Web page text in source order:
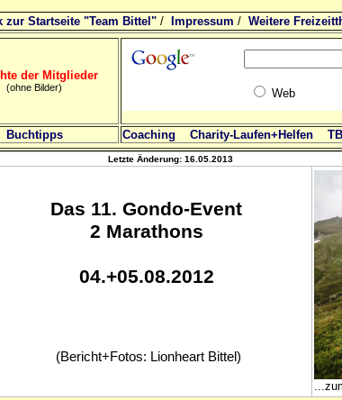
zur Startseite "Team Bittel"/ Impressum / Weitere
der Mitglieder
(ohne Bilder) Web
Buchtipps Coaching Charity-Laufen+Helfen
Letzte Änderung: 16.05.2013
Das 11. Gondo-Event
2 Marathons
04.+05.08.2012
(Bericht+Fotos: Lionheart Bittel)